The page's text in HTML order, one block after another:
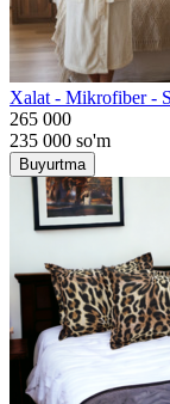
Хalat - Mikrofiber -
265 000
235 000 so'm
Buyurtma